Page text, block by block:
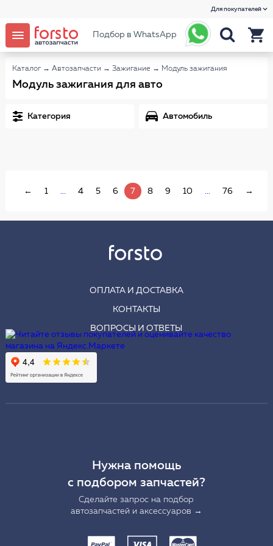
Для покупателей
Подбор в WhatsApp
Каталог → Автозапчасти → Зажигание → Модуль зажигания
Модуль зажигания для авто
Категория Автомобиль
← 1 ... 4 5 6 7 8 9 10 ... 76 →
ОПЛАТА И ДОСТАВКА
КОНТАКТЫ
ВОПРОСЫ И ОТВЕТЫ
Нужна помощь
с подбором запчастей?
Сделайте запрос на подбор
автозапчастей и аксессуаров →